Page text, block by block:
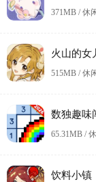
371MB / 休
火山的女
515MB / 休
数独趣味
65.31MB /
饮料小镇